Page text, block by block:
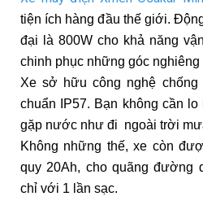
tiện ích hàng đầu thế giới.
đại là 800W cho khả năng
chinh phục những góc nghiêng
Xe sở hữu công nghệ
chuẩn IP57. Bạn không cần
gặp nước như đi ngoài trời
Không những thế, xe còn
quy 20Ah, cho quãng đường
chỉ với 1 lần sạc.